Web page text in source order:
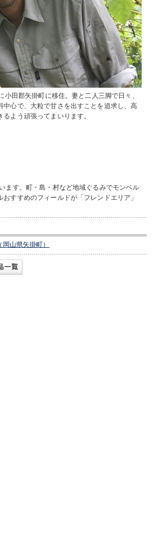
田郡矢掛町に移住。妻と二人三脚で日々、
心で、大粒で甘さを出すことを追求し、高
よう頑張ってまいります。
ます。町・島・村など地域ぐるみでモンベル
すすめのフィールドが「フレンドエリア」
山県矢掛町）